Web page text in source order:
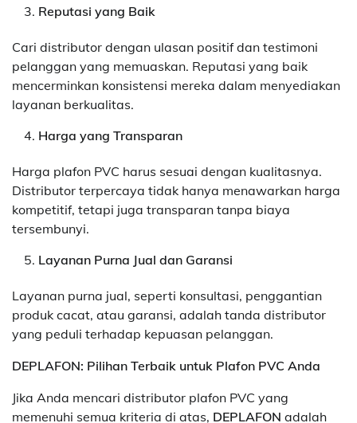
Reputasi yang Baik
Cari distributor dengan ulasan positif dan testimoni
pelanggan yang memuaskan. Reputasi yang baik
mencerminkan konsistensi mereka dalam menyediakan
layanan berkualitas.
Harga yang Transparan
Harga plafon PVC harus sesuai dengan kualitasnya.
Distributor terpercaya tidak hanya menawarkan harga
kompetitif, tetapi juga transparan tanpa biaya
tersembunyi.
Layanan Purna Jual dan Garansi
Layanan purna jual, seperti konsultasi, penggantian
produk cacat, atau garansi, adalah tanda distributor
yang peduli terhadap kepuasan pelanggan.
DEPLAFON: Pilihan Terbaik untuk Plafon PVC Anda
Jika Anda mencari distributor plafon PVC yang
memenuhi semua kriteria di atas, DEPLAFON adalah